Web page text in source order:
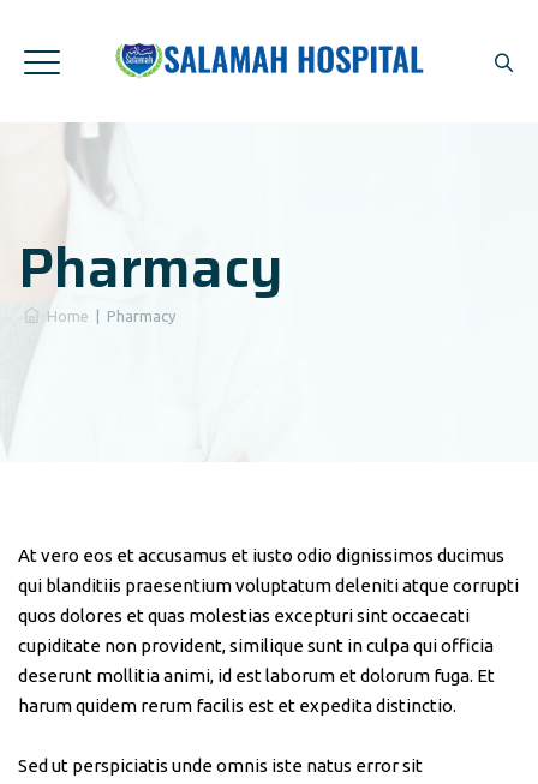
Pharmacy
Home Pharmacy
At vero eos et accusamus et iusto odio dignissimos ducimus
qui blanditiis praesentium voluptatum deleniti atque corrupti
quos dolores et quas molestias excepturi sint occaecati
cupiditate non provident, similique sunt in culpa qui officia
deserunt mollitia animi, id est laborum et dolorum fuga. Et
harum quidem rerum facilis est et expedita distinctio.
Sed ut perspiciatis unde omnis iste natus error sit